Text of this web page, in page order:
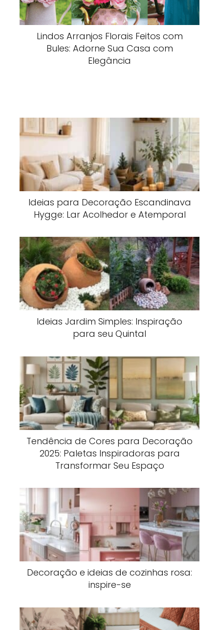
Lindos Arranjos Florais Feitos com
Bules: Adorne Sua Casa com
Elegância
Ideias para Decoração Escandinava
Hygge: Lar Acolhedor e Atemporal
Ideias Jardim Simples: Inspiração
para seu Quintal
Tendência de Cores para Decoração
2025: Paletas Inspiradoras para
Transformar Seu Espaço
Decoração e ideias de cozinhas rosa:
inspire-se